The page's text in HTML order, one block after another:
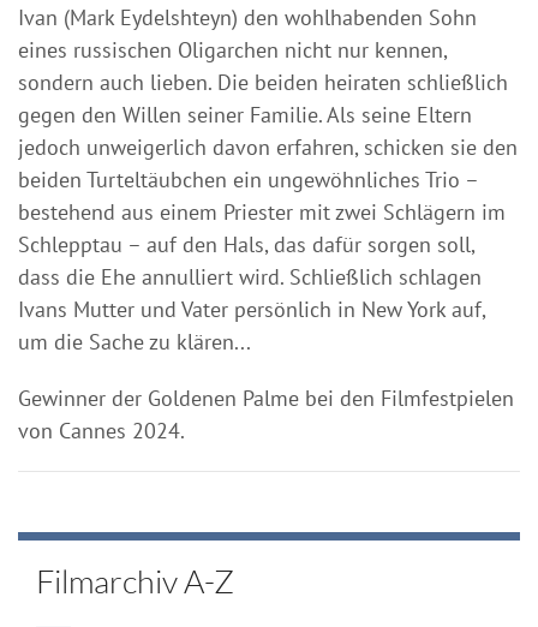
Ivan (Mark Eydelshteyn) den wohlhabenden Sohn
eines russischen Oligarchen nicht nur kennen,
sondern auch lieben. Die beiden heiraten schließlich
gegen den Willen seiner Familie. Als seine Eltern
jedoch unweigerlich davon erfahren, schicken sie den
beiden Turteltäubchen ein ungewöhnliches Trio –
bestehend aus einem Priester mit zwei Schlägern im
Schlepptau – auf den Hals, das dafür sorgen soll,
dass die Ehe annulliert wird. Schließlich schlagen
Ivans Mutter und Vater persönlich in New York auf,
um die Sache zu klären...
Gewinner der Goldenen Palme bei den Filmfestpielen
von Cannes 2024.
Filmarchiv A-Z